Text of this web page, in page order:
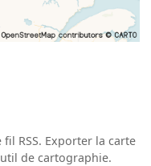
RSS. Exporter la carte
de cartographie.